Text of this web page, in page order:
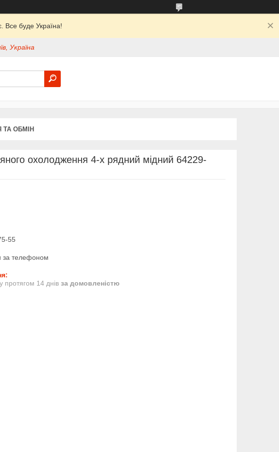
Все буде Україна!
Україна
ТА ОБМІН
охолодження 4-х рядний мідний 64229-
55
за телефоном
протягом 14 днів за домовленістю